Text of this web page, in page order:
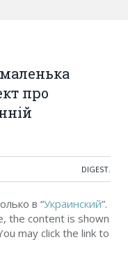
про
DIGEST,
в “Украинский”.
the content is shown
may click the link to